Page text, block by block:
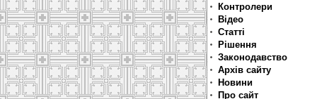
Контролери
Відео
Статті
Рішення
Законодавство
Архів сайту
Новини
Про сайт